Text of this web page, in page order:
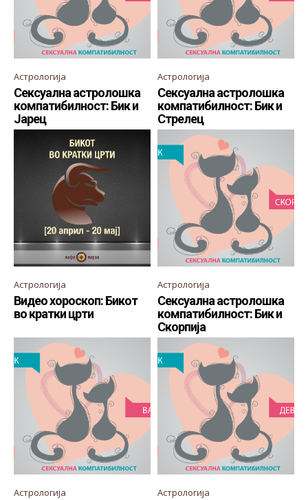
Астрологија
Сексуална астролошка
компатибилност: Бик и
Јарец
Астрологија
Сексуална астролошка
компатибилност: Бик и
Стрелец
Астрологија
Видео хороскоп: Бикот
во кратки црти
Астрологија
Сексуална астролошка
компатибилност: Бик и
Скорпија
Астрологија Астрологија